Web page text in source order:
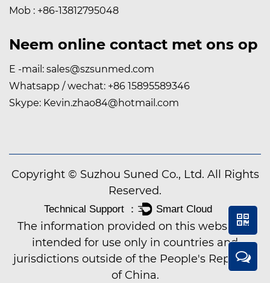
Mob : +86-13812795048
Neem online contact met ons op
E -mail: sales@szsunmed.com
Whatsapp / wechat: +86 15895589346
Skype: Kevin.zhao84@hotmail.com
Copyright © Suzhou Suned Co., Ltd. All Rights
Reserved.
The information provided on this website is
intended for use only in countries and
jurisdictions outside of the People's Republic
of China.